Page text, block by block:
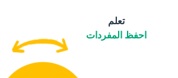
تعلم
احفظ المفردات